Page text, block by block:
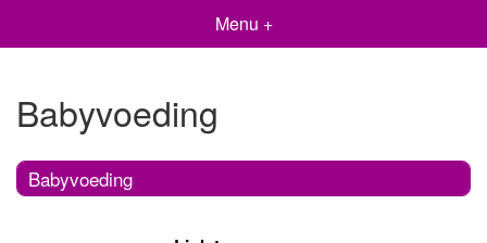
Menu +
Babyvoeding
Babyvoeding